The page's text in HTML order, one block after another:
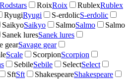
Rodstars RoixRoix RublexRublex
RyugiRyugi S-erdolicS-erdolic
SaikyoSaikyo SalmoSalmo
Salmo
Sanek luresSanek lures
gearSavage gear
Scale ScorpionScorpion
SebileSebile SelectSelect
SftSft ShakespeareShakespeare